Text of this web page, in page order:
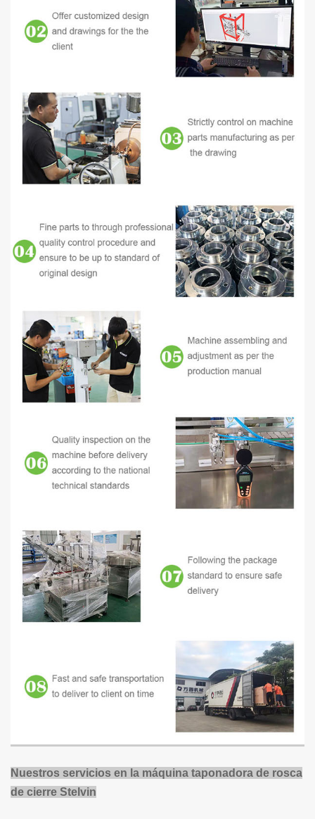
Nuestros servicios en la máquina taponadora de rosca
de cierre Stelvin